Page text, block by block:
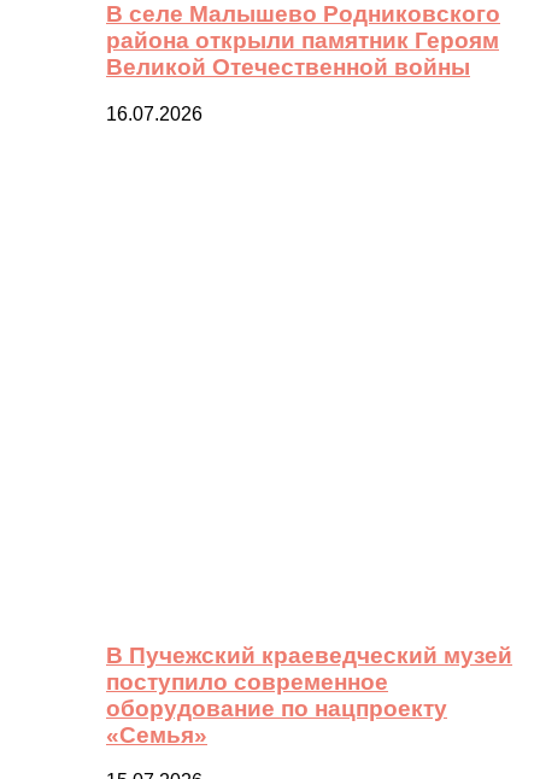
В селе Малышево Родниковского
района открыли памятник Героям
Великой Отечественной войны
16.07.2026
В Пучежский краеведческий музей
поступило современное
оборудование по нацпроекту
«Семья»